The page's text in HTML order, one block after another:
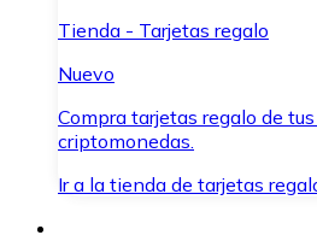
Tienda - Tarjetas regalo
Nuevo
Compra tarjetas regalo de
criptomonedas.
Ir a la tienda de tarjetas